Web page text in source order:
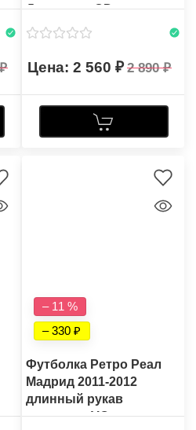
Домашняя CD
2 560 2 890
– 11 %
– 330
Футболка Ретро Реал
Мадрид 2011-2012
длинный рукав
выездная VQ